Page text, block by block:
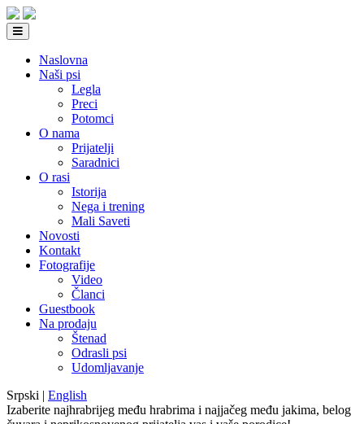
Naslovna
Naši psi
Legla
Preci
Potomci
O nama
Prijatelji
Saradnici
O rasi
Istorija
Nega i trening
Mali Saveti
Novosti
Kontakt
Fotografije
Video
Članci
Guestbook
Na prodaju
Štenad
Odrasli psi
Udomljavanje
Srpski | English
Izaberite najhrabrijeg među hrabrima i najjačeg među jakima, belog